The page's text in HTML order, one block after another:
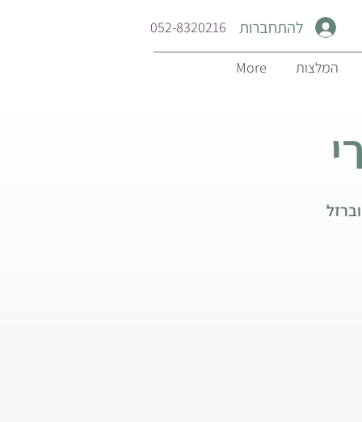
052-8320216 להתחברות
המלצות More